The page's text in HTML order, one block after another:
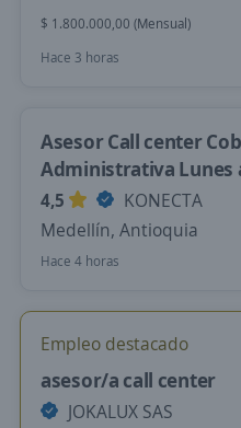
$ 1.800.000,00 (Mensual)
Hace 3 horas
Asesor Call center
Administrativa Lunes
4,5
KONECTA
Medellín, Antioquia
Hace 4 horas
Empleo destacado
asesor/a call center
JOKALUX SAS